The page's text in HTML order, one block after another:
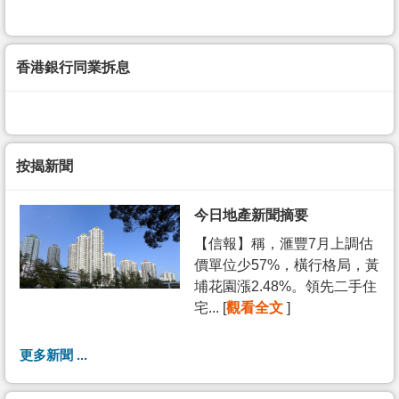
香港銀行同業拆息
按揭新聞
今日地產新聞摘要
【信報】稱，滙豐7月上調估
價單位少57%，橫行格局，黃
埔花園漲2.48%。領先二手住
宅... [觀看全文 ]
更多新聞 ...